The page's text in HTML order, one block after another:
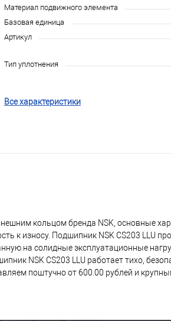
Материал подвижного элемента
Базовая единица
Артикул
Тип уплотнения
Все характеристики
кольцом бренда NSK, основные
к износу. Подшипник NSK CS203 LLU
на солидные эксплуатационные
NSK CS203 LLU работает тихо,
поштучно от 600.00 рублей и